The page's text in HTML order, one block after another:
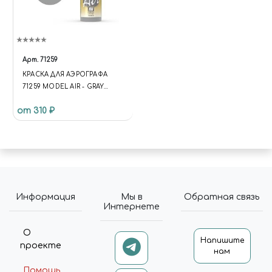
"HTTPS://MIRACLE-
WORLD.RU/INCLUDE/LOGOTY
"+79191212207", "EMAIL":
"MIRACLE-WORLD@MAIL.RU",
ТИМИРЯЗЕВА, 27",
10:00-18:00" ], "PRICERANGE": "₽₽",
"HTTPS://WWW.INSTAGRAM.CO
Арт. 71259
КРАСКА ДЛЯ АЭРОГРАФА
71259 MODEL AIR - GRAY
от 310 ₽
Информация
О
проекте
Мы в
Интернете
Обратная связь
Напишите
нам